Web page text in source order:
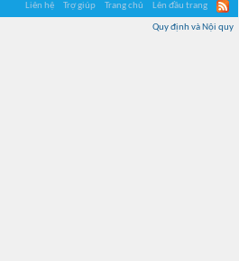
Liên hệ Trợ giúp Trang chủ Lên đầu trang
Quy định và Nội quy